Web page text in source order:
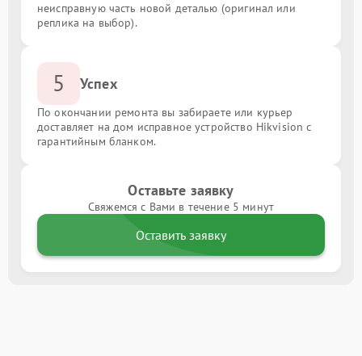
неисправную часть новой деталью (оригинал или
реплика на выбор).
5 Успех
По окончании ремонта вы забираете или курьер
доставляет на дом исправное устройство Hikvision с
гарантийным бланком.
Оставьте заявку
Свяжемся с Вами в течение 5 минут
Оставить заявку